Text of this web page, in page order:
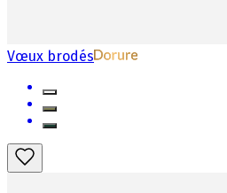
Vœux brodés